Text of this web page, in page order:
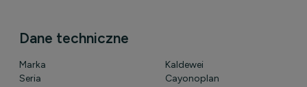
Dane techniczne
Marka
Kaldewei
Seria
Cayonoplan